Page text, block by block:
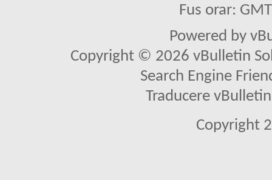
Fus orar:
Powered by
Copyright © 2026 vBulletin
Search Engine
Traducere
Copyright